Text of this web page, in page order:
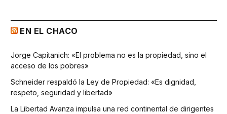
EN EL CHACO
Jorge Capitanich: «El problema no es la propiedad, sino el
acceso de los pobres»
Schneider respaldó la Ley de Propiedad: «Es dignidad,
respeto, seguridad y libertad»
La Libertad Avanza impulsa una red continental de dirigentes